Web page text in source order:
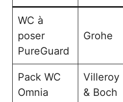
WC à
poser
PureGuard
Grohe
Pack WC
Omnia
Villeroy
& Boch